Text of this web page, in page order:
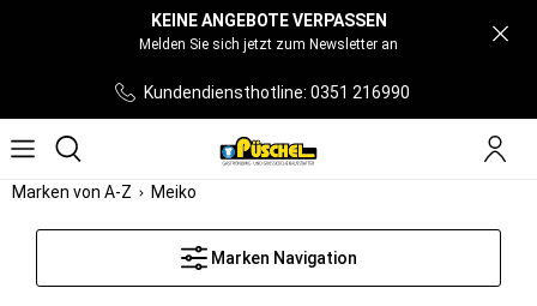
KEINE ANGEBOTE VERPASSEN
Melden Sie sich jetzt zum Newsletter an
Kundendiensthotline: 0351 216990
Marken von A-Z Meiko
Marken Navigation